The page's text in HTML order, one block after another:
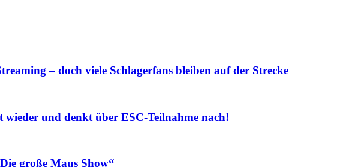
– doch viele Schlagerfans bleiben auf der Strecke
und denkt über ESC-Teilnahme nach!
große Maus Show“